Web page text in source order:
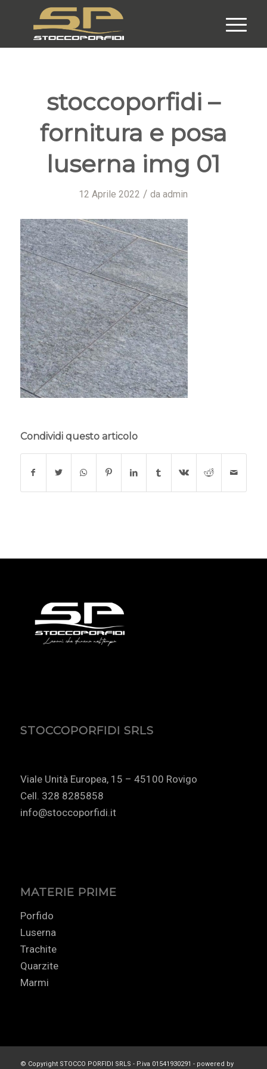
stoccoporfidi –
fornitura e posa
luserna img 01
12 Aprile 2022 / daadmin
Condividi questo articolo
STOCCOPORFIDI SRLS
Viale Unità Europea, 15 – 45100 Rovigo
Cell. 328 8285858
info@stoccoporfidi.it
MATERIE PRIME
Porfido
Luserna
Trachite
Quarzite
Marmi
© Copyright STOCCO PORFIDI SRLS - P.iva 01541930291 - powered by